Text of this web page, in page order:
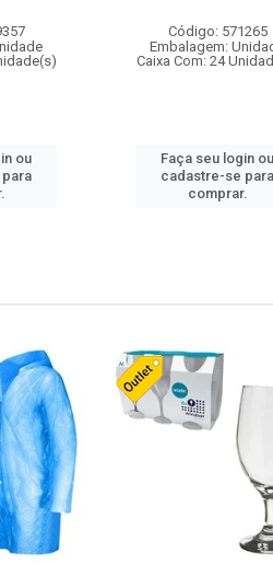
ou
Código: 571265
Embalagem:
Caixa Com: 24
Faça seu login ou
cadastre-se para
comprar.